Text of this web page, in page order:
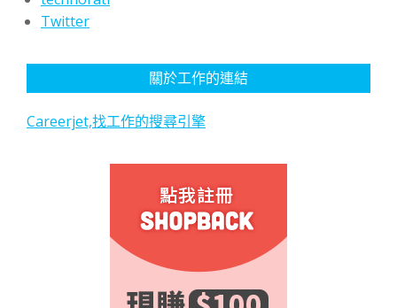
Twitter
關於工作的連結
Careerjet,找工作的搜尋引擎